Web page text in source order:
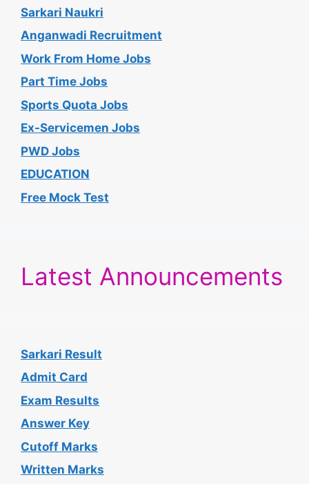
Sarkari Naukri
Anganwadi Recruitment
Work From Home Jobs
Part Time Jobs
Sports Quota Jobs
Ex-Servicemen Jobs
PWD Jobs
EDUCATION
Free Mock Test
Latest Announcements
Sarkari Result
Admit Card
Exam Results
Answer Key
Cutoff Marks
Written Marks